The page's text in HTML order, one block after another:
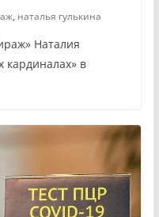
, наталья гулькина
Наталия
кардиналах» в